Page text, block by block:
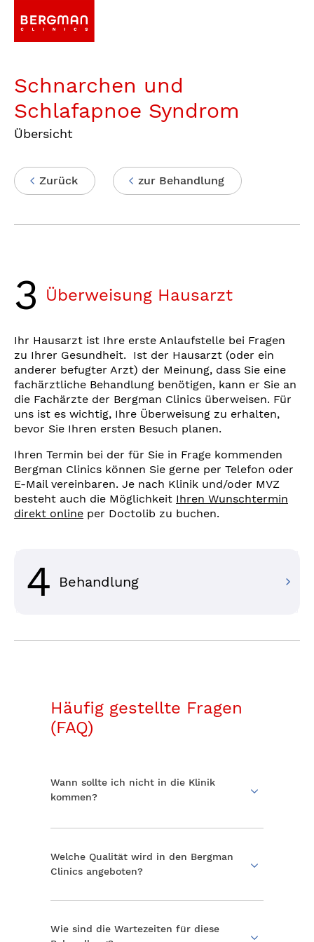
Schnarchen und
Schlafapnoe Syndrom
Übersicht
Zurück zur Behandlung
3 Überweisung Hausarzt
Ihr Hausarzt ist Ihre erste Anlaufstelle bei Fragen
zu Ihrer Gesundheit. Ist der Hausarzt (oder ein
anderer befugter Arzt) der Meinung, dass Sie eine
fachärztliche Behandlung benötigen, kann er Sie an
die Fachärzte der Bergman Clinics überweisen. Für
uns ist es wichtig, Ihre Überweisung zu erhalten,
bevor Sie Ihren ersten Besuch planen.
Ihren Termin bei der für Sie in Frage kommenden
Bergman Clinics können Sie gerne per Telefon oder
E-Mail vereinbaren. Je nach Klinik und/oder MVZ
besteht auch die Möglichkeit Ihren Wunschtermin
direkt online per Doctolib zu buchen.
4 Behandlung
Häufig gestellte Fragen
(FAQ)
Wann sollte ich nicht in die Klinik
kommen?
Fall setzen Sie sich bitte telefonisch mit
uns in Verbindung. Wir werden dann einen
Welche Qualität wird in den Bergman
Clinics angeboten?
Wie sind die Wartezeiten für diese